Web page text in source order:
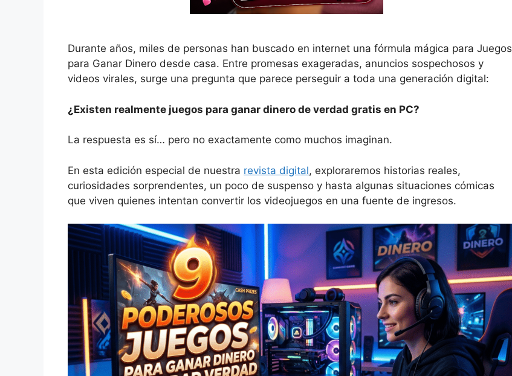
Durante años, miles de personas han buscado en internet una fórmula mágica para Juegos
para Ganar Dinero desde casa. Entre promesas exageradas, anuncios sospechosos y
videos virales, surge una pregunta que parece perseguir a toda una generación digital:
¿Existen realmente juegos para ganar dinero de verdad gratis en PC?
La respuesta es sí… pero no exactamente como muchos imaginan.
En esta edición especial de nuestra revista digital, exploraremos historias reales,
curiosidades sorprendentes, un poco de suspenso y hasta algunas situaciones cómicas
que viven quienes intentan convertir los videojuegos en una fuente de ingresos.